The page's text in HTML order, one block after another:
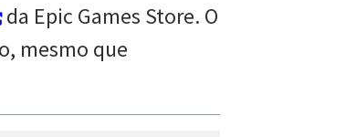
da Epic Games Store. O
mesmo que